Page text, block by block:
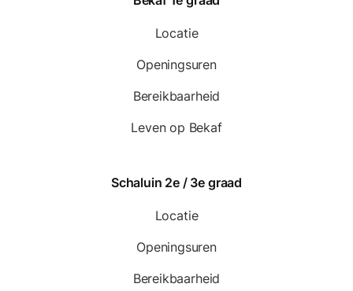
Locatie
Openingsuren
Bereikbaarheid
Leven op Bekaf
Schaluin 2e / 3e graad
Locatie
Openingsuren
Bereikbaarheid